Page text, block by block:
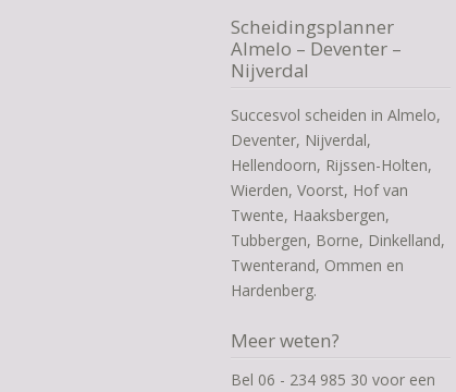
Scheidingsplanner
Almelo – Deventer –
Nijverdal
Succesvol scheiden in Almelo,
Deventer, Nijverdal,
Hellendoorn, Rijssen-Holten,
Wierden, Voorst, Hof van
Twente, Haaksbergen,
Tubbergen, Borne, Dinkelland,
Twenterand, Ommen en
Hardenberg.
Meer weten?
Bel 06 - 234 985 30 voor een